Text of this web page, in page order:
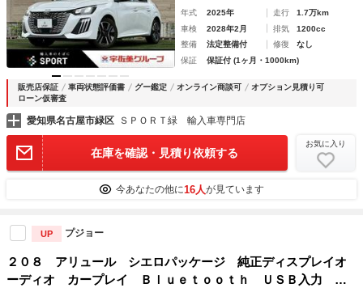
年式 2025年 走行
1.7万km
車検
2028年2月 排気
1200cc
整備
法定整備付 修復
なし
保証
保証付 (1ヶ月・1000km)
販売店保証 車両状態評価書 グー鑑定 オンライン商談可
オプション見積り可
ローン仮審査
愛知県名古屋市緑区 ＳＰＯＲＴ緑 輸入車専門店
在庫を確認・見積り依頼する
お気に入り
今あなたの他に16人が見ています
UP プジョー
２０８ アリュール シエロパッケージ 純正ディスプレイオ
ーディオ カープレイ Ｂｌｕｅｔｏｏｔｈ ＵＳＢ入力 ク